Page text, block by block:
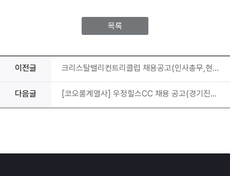
목록
이전글 크리스탈밸리컨트리클럽 채용공고(인사총무,현관,프론트,레스토랑)
다음글 [코오롱계열사] 우정힐스CC 채용 공고(경기진행실)